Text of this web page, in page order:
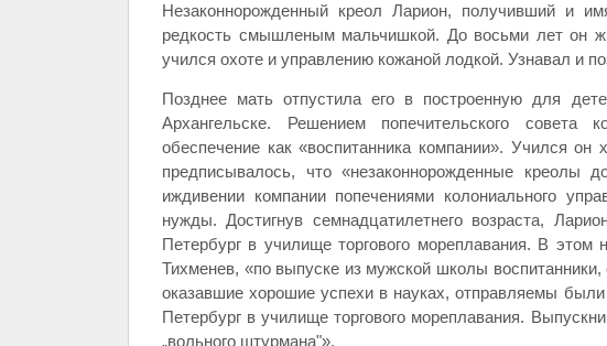
Незаконнорожденный креол Ларион, получивший и
редкость смышленым мальчишкой. До восьми лет он
учился охоте и управлению кожаной лодкой. Узнавал и
Позднее мать отпустила его в построенную для
Архангельске. Решением попечительского
обеспечение как «воспитанника компании». Учился
предписывалось, что «незаконнорожденные
иждивении компании попечениями колониального
нужды. Достигнув семнадцатилетнего возраста,
Петербург в училище торгового мореплавания. В этом
Тихменев, «по выпуске из мужской школы
оказавшие хорошие успехи в науках, отправляемы
Петербург в училище торгового мореплавания.
„вольного штурмана"».